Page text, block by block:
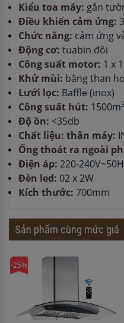
Kiểu toa máy: gắn
Điều khiển cảm ứng:
Chức năng: cảm ứng
Động cơ: tuabin đôi
Công suất motor: 1 x
Khử mùi: bằng than
Lưới lọc: Baffle (inox)
Công suất hút: 1500m3
Độ ồn: <35db
Chất liệu: thân máy:
Ống thoát ra ngoài
Điện áp: 220-
Đèn led: 02 x 2W
Kích thước: 700mm
Sản phẩm cùng mức giá
-25%